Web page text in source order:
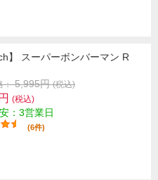
】 スーパーボンバーマン R
： 5,995円(税込)
(税込)
：3営業日
(6件)